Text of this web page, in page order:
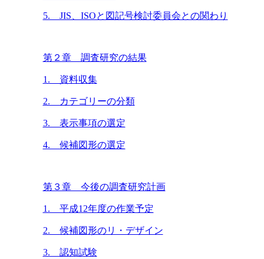
5. JIS、ISOと図記号検討委員会との関わり
第２章 調査研究の結果
1. 資料収集
2. カテゴリーの分類
3. 表示事項の選定
4. 候補図形の選定
第３章 今後の調査研究計画
1. 平成12年度の作業予定
2. 候補図形のリ・デザイン
3. 認知試験